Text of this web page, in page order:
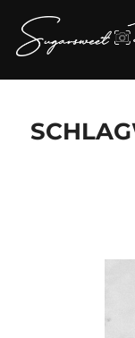
Inhalt
springen